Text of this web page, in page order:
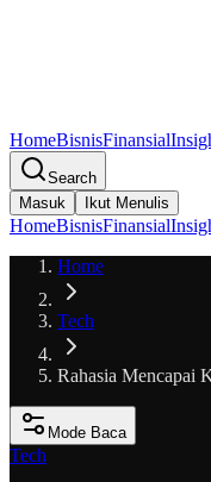
HomeBisnisFinansial
Search
Masuk
Ikut Menulis
HomeBisnisFinansial
Home
Tech
Rahasia Mencapai
Mode Baca
Tech